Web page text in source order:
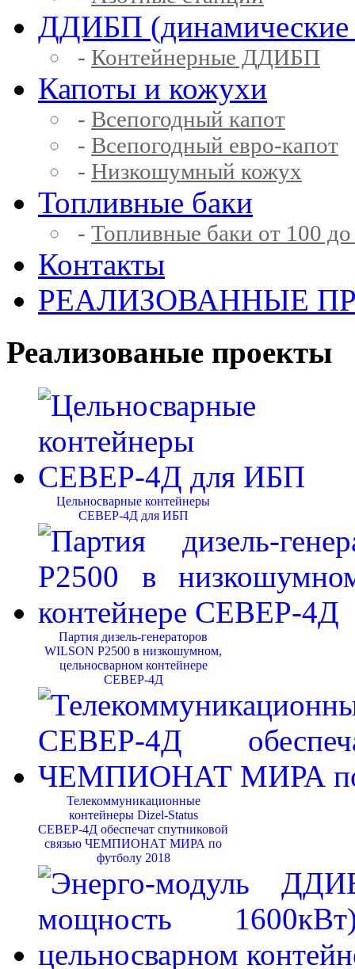
ДДИБП
- Контейнерные ДДИБП
Капоты и кожухи
- Всепогодный капот
- Всепогодный евро-капот
- Низкошумный кожух
Топливные баки
- Топливные баки от 100
Контакты
РЕАЛИЗОВАННЫЕ
Реализованые проекты
Цельносварные контейнеры
СЕВЕР-4Д для ИБП
Партия дизель-генераторов
WILSON P2500 в низкошумном,
цельносварном контейнере
СЕВЕР-4Д
Телекоммуникационные
контейнеры Dizel-Status
СЕВЕР-4Д обеспечат спутниковой
связью ЧЕМПИОНАТ МИРА по
футболу 2018